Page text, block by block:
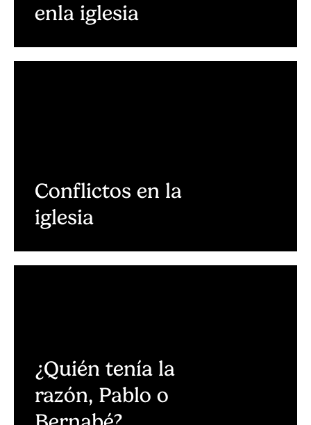
enla iglesia
Conflictos en la
iglesia
¿Quién tenía la
razón, Pablo o